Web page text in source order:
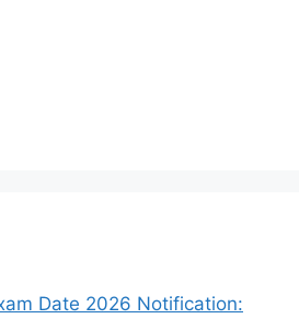
Date 2026 Notification: